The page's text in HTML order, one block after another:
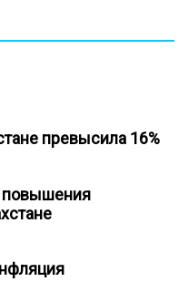
превысила 16%
повышения